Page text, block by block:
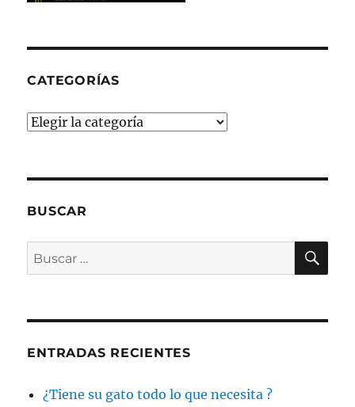
CATEGORÍAS
Categorías
BUSCAR
Buscar
por:
ENTRADAS RECIENTES
¿Tiene su gato todo lo que necesita ?